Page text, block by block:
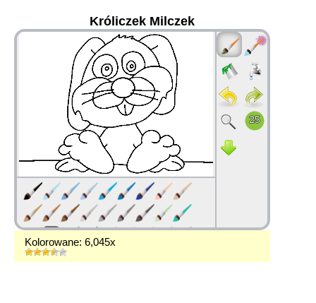
Króliczek Milczek
Kolorowane: 6,045x